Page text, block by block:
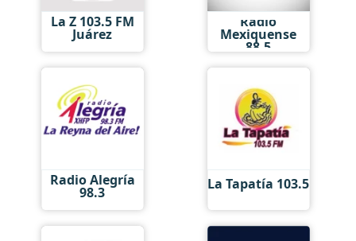
La Z 103.5 FM
Juárez
Radio
Mexiquense
88.5
Radio Alegría
98.3 La Tapatía 103.5